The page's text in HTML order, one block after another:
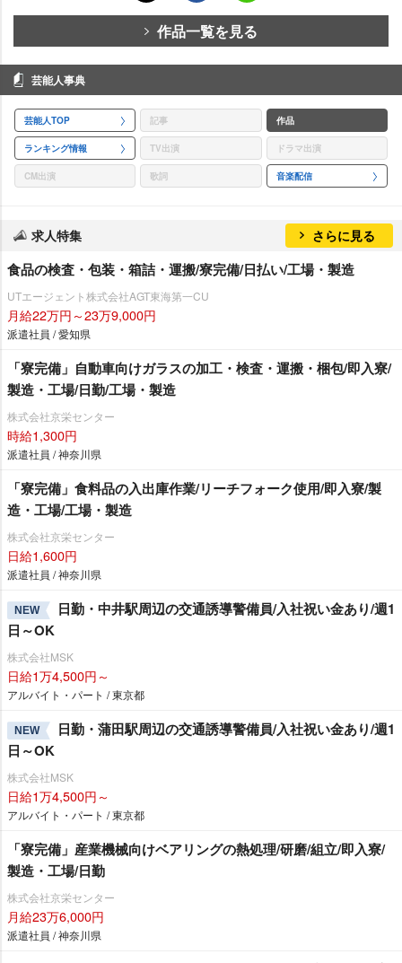
作品一覧を見る
芸能人事典
芸能人TOP 記事 作品
ランキング情報 TV出演 ドラマ出演
CM出演 歌詞 音楽配信
求人特集 さらに見る
食品の検査・包装・箱詰・運搬/寮完備/日払い/工場・製造
UTエージェント株式会社AGT東海第一CU
月給22万円～23万9,000円
派遣社員 / 愛知県
「寮完備」自動車向けガラスの加工・検査・運搬・梱包/即入寮/
製造・工場/日勤/工場・製造
株式会社京栄センター
時給1,300円
派遣社員 / 神奈川県
「寮完備」食料品の入出庫作業/リーチフォーク使用/即入寮/製
造・工場/工場・製造
株式会社京栄センター
日給1,600円
派遣社員 / 神奈川県
NEW
日勤・中井駅周辺の交通誘導警備員/入社祝い金あり/週1
日～OK
株式会社MSK
日給1万4,500円～
アルバイト・パート / 東京都
NEW
日勤・蒲田駅周辺の交通誘導警備員/入社祝い金あり/週1
日～OK
株式会社MSK
日給1万4,500円～
アルバイト・パート / 東京都
「寮完備」産業機械向けベアリングの熱処理/研磨/組立/即入寮/
製造・工場/日勤
株式会社京栄センター
月給23万6,000円
派遣社員 / 神奈川県